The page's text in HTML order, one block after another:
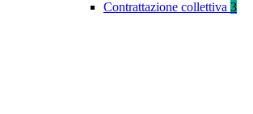
Contrattazione collettiva 3